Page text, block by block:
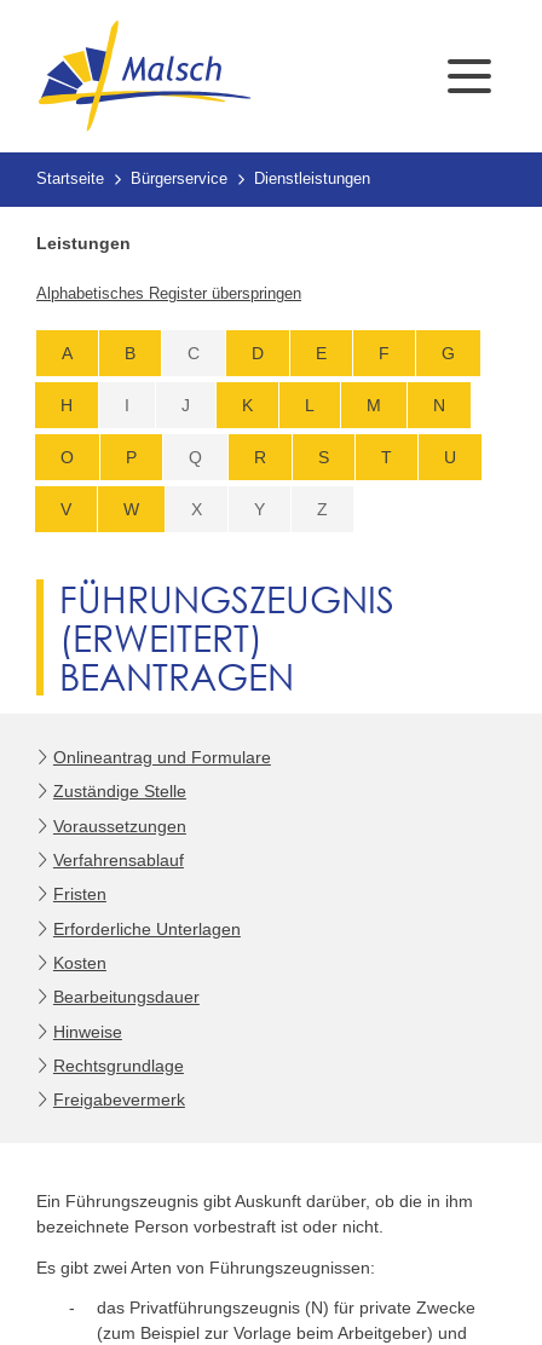
Startseite Bürgerservice Dienstleistungen
Leistungen
Alphabetisches Register überspringen
A B C D E F G
H I J K L M N
O P Q R S T U
V W X Y Z
FÜHRUNGSZEUGNIS
(ERWEITERT)
BEANTRAGEN
Onlineantrag und Formulare
Zuständige Stelle
Voraussetzungen
Verfahrensablauf
Fristen
Erforderliche Unterlagen
Kosten
Bearbeitungsdauer
Hinweise
Rechtsgrundlage
Freigabevermerk
Ein Führungszeugnis gibt Auskunft darüber, ob die in ihm
bezeichnete Person vorbestraft ist oder nicht.
Es gibt zwei Arten von Führungszeugnissen:
das Privatführungszeugnis (N) für private Zwecke
(zum Beispiel zur Vorlage beim Arbeitgeber) und